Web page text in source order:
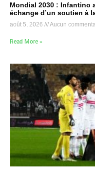
Mondial 2030 : Infantino
échange d’un soutien à
août 5, 2026 Aucun
Read More »